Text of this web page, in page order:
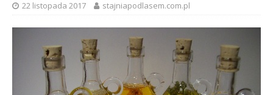
22 listopada 2017 stajniapodlasem.com.pl